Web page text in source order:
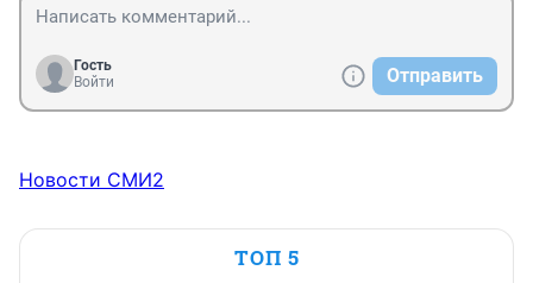
Гость
Войти
Отправить
Новости СМИ2
ТОП 5